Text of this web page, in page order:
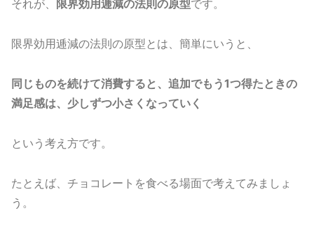
それが、 限界効用逓減の法則の原型です。
限界効用逓減の法則の原型とは、簡単にいうと、
同じものを続けて消費すると、追加でもう1つ得たときの
満足感は、少しずつ小さくなっていく
という考え方です。
たとえば、チョコレートを食べる場面で考えてみましょ
う。